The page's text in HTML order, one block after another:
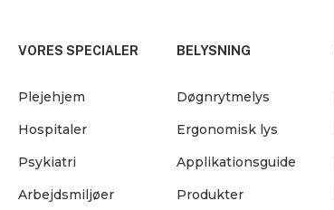
VORES SPECIALER
Plejehjem
Hospitaler
Psykiatri
Arbejdsmiljøer
BELYSNING
Døgnrytmelys
Ergonomisk lys
Applikationsguide
Produkter